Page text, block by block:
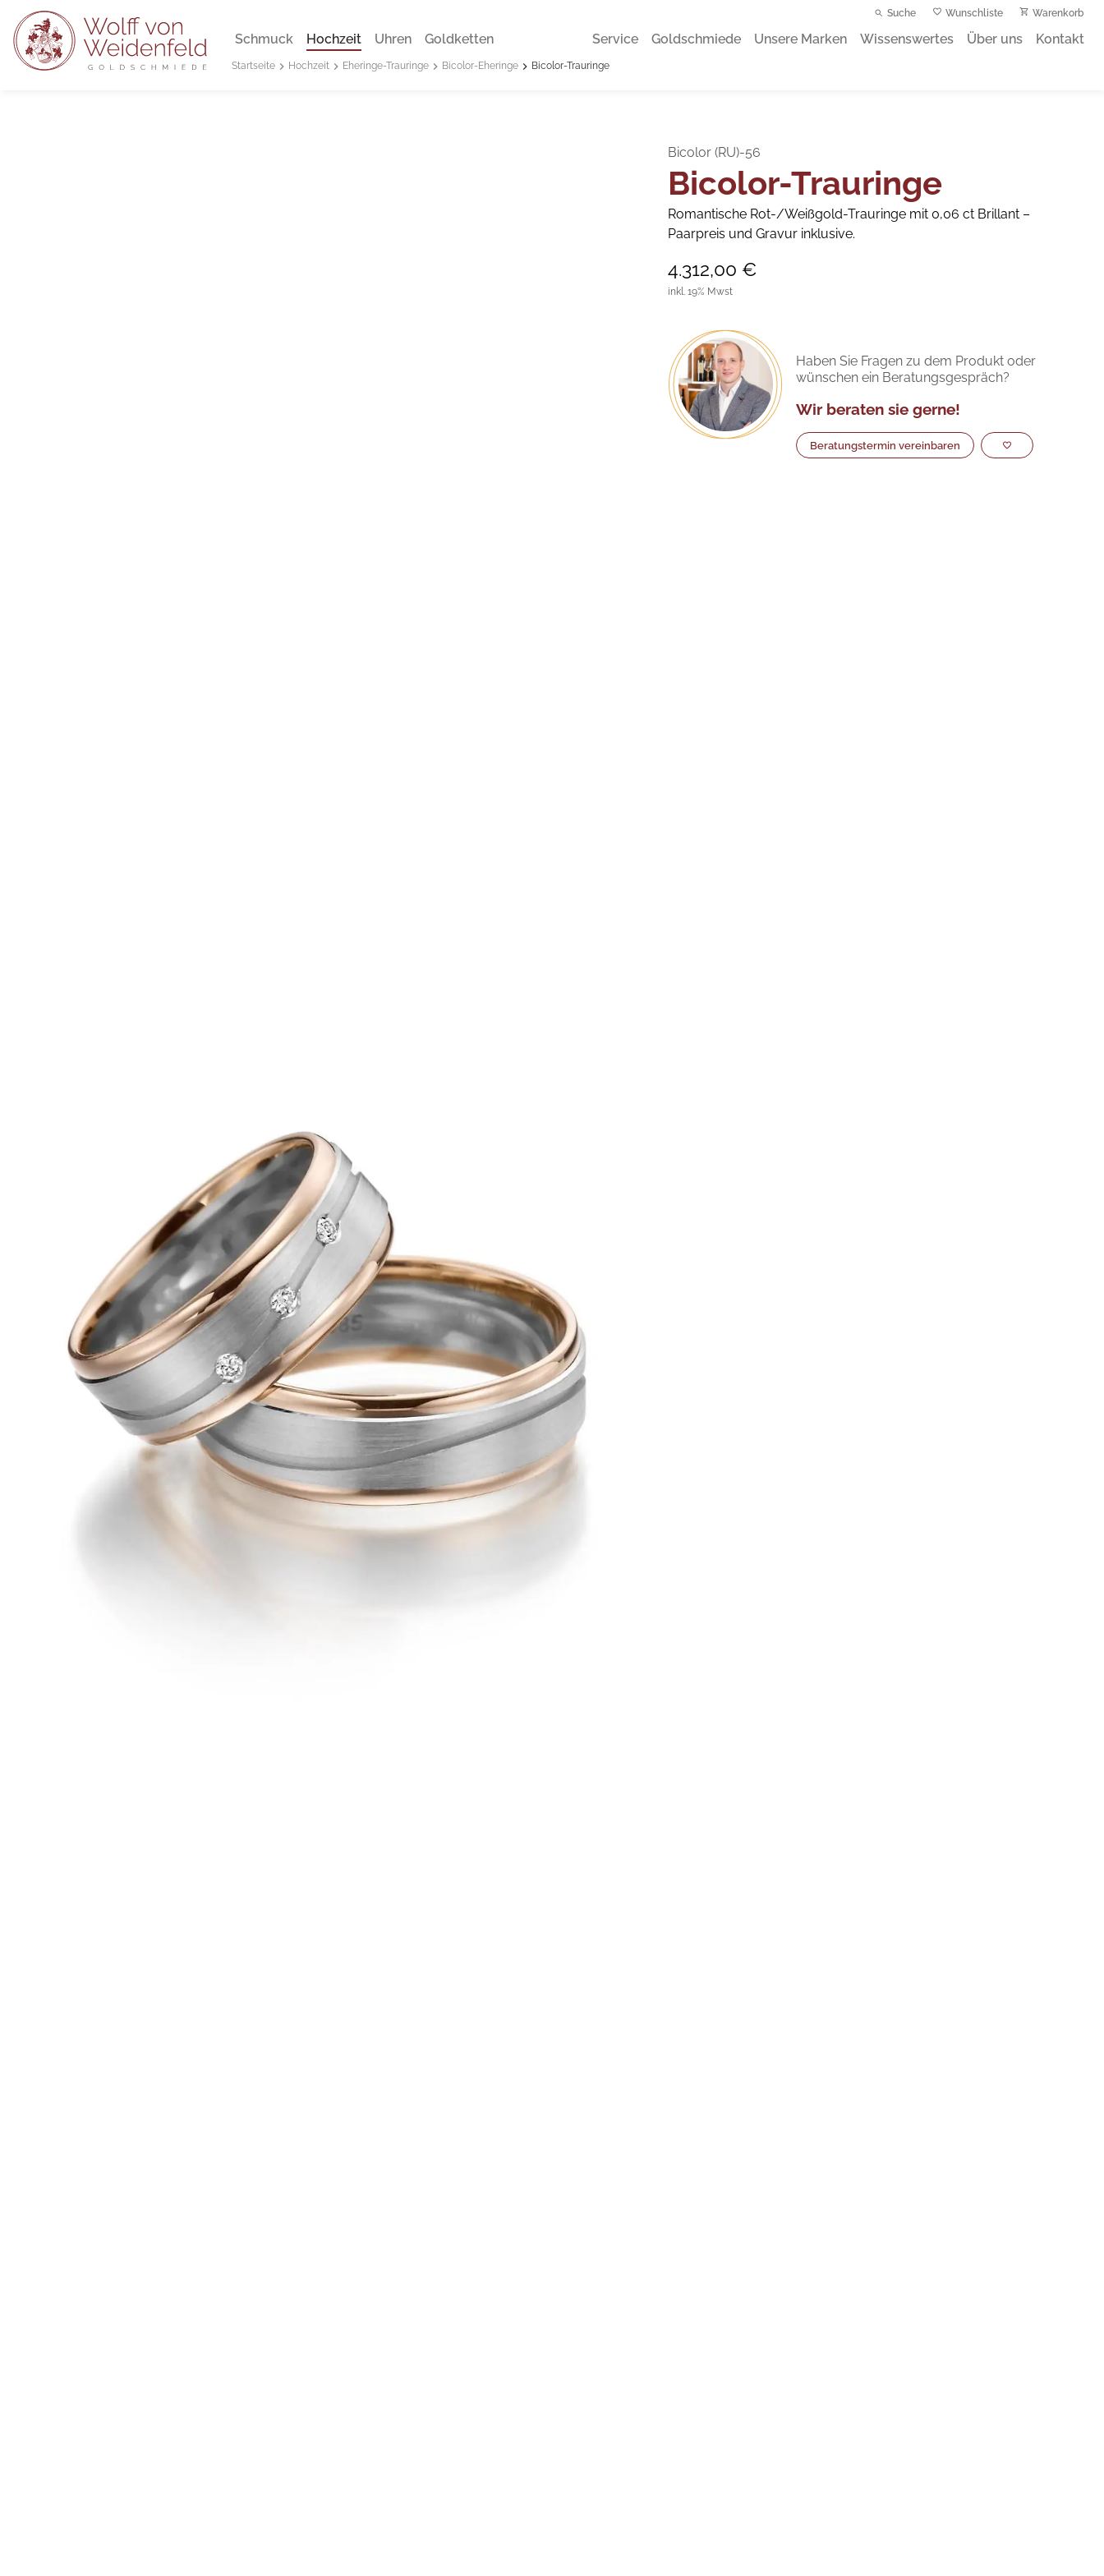
Suche Wunschliste Warenkorb
Schmuck Hochzeit Uhren Goldketten Service Goldschmiede Unsere Marken Wissenswertes Über uns Kontakt
Startseite Hochzeit Eheringe-Trauringe Bicolor-Eheringe Bicolor-Trauringe
Bicolor (RU)-56
Bicolor-Trauringe
Romantische Rot-/Weißgold-Trauringe mit 0,06 ct Brillant –
Paarpreis und Gravur inklusive.
4.312,00 €
inkl. 19% Mwst
Haben Sie Fragen zu dem Produkt oder
wünschen ein Beratungsgespräch?
Wir beraten sie gerne!
Beratungstermin vereinbaren